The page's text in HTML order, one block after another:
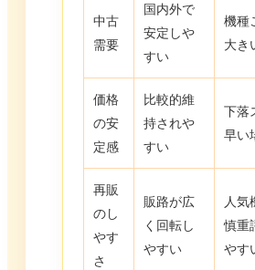
中古
需要
国内外で
安定しや
すい
機種
大き
価格
の安
定感
比較的維
持されや
すい
下落
早い
再販
のし
やす
さ
販路が広
く回転し
やすい
人気
慎重
やす